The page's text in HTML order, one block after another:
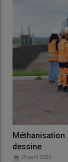
Méthanisation
dessine
29 avril 2025